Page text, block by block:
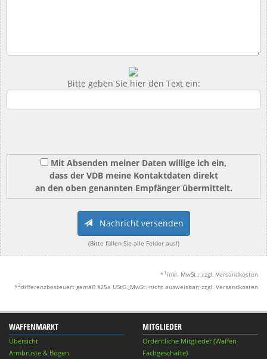
Bitte geben Sie hier den Text ein:
Mit Absenden meiner Daten willige ich ein,
dass der VDB meine Kontaktdaten direkt
an den oben genannten Empfänger übermittelt.
Nachricht versenden
(Bitte füllen Sie alle Felder aus!)
* 1 inkl. MwSt.; zzgl. Versandkosten
*2differenzbesteuert gemäß §25a UStG.;MwSt. nicht ausweisbar; zzgl. Versandkosten
WAFFENMARKT
Übersicht
Armbrüste & Bögen
MITGLIEDER
Ordentliche Mitglieder (Waffen-
Fachgeschäfte)